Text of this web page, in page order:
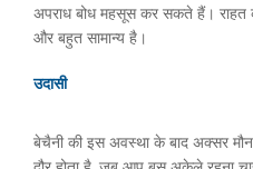
अपराध बोध महसूस कर सकते हैं। राहत
और बहुत सामान्य है।
उदासी
बेचैनी की इस अवस्था के बाद अक्सर मौन